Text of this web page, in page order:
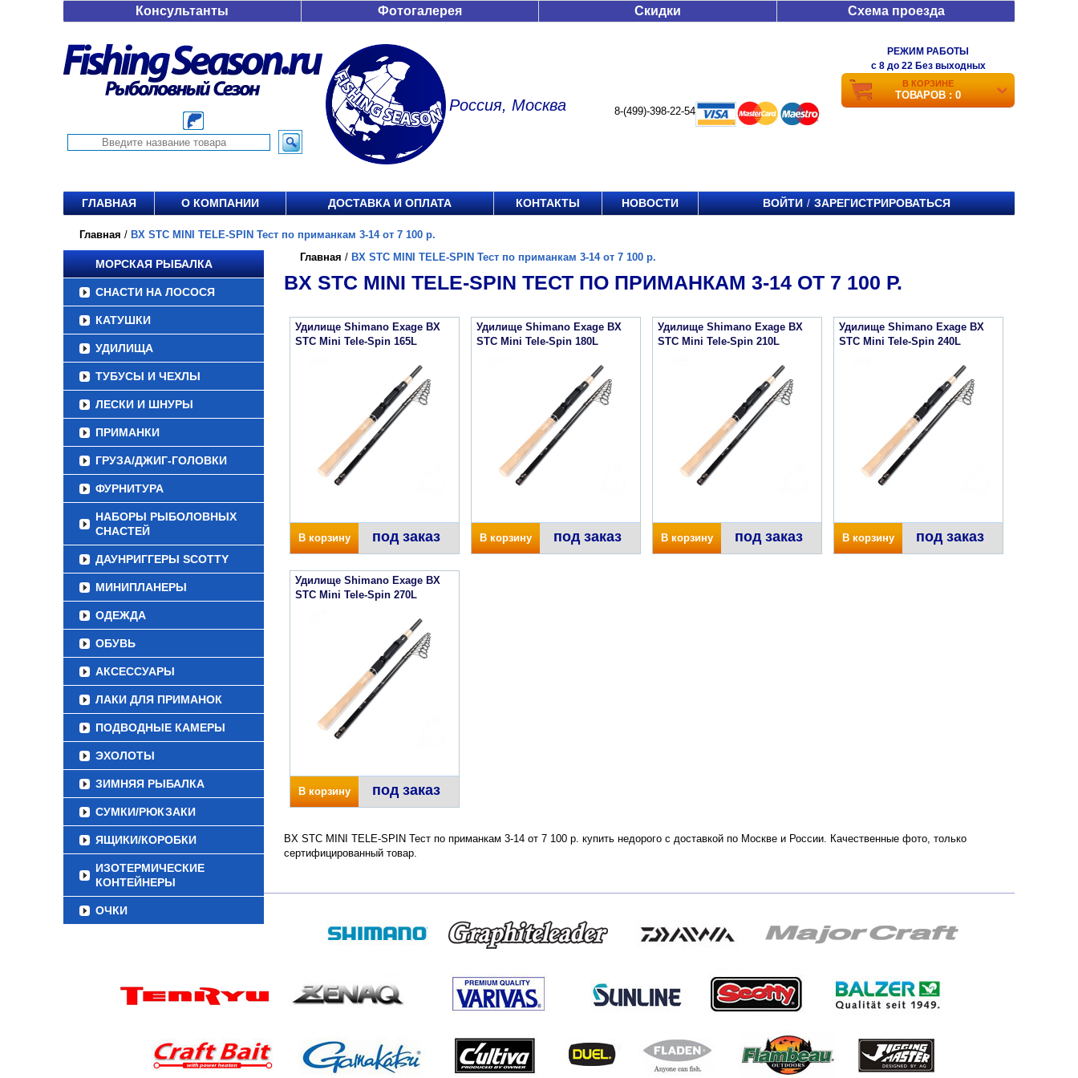
Консультанты Фотогалерея Скидки Схема проезда
Россия, Москва 8-(499)-398-22-54
РЕЖИМ РАБОТЫ
c 8 до 22 Без выходных
В КОРЗИНЕ
ТОВАРОВ : 0
ГЛАВНАЯ О КОМПАНИИ ДОСТАВКА И ОПЛАТА КОНТАКТЫ НОВОСТИ ВОЙТИ / ЗАРЕГИСТРИРОВАТЬСЯ
Главная / BX STC MINI TELE-SPIN Тест по приманкам 3-14 от 7 100 р.
МОРСКАЯ РЫБАЛКА
СНАСТИ НА ЛОСОСЯ
КАТУШКИ
УДИЛИЩА
ТУБУСЫ И ЧЕХЛЫ
ЛЕСКИ И ШНУРЫ
ПРИМАНКИ
ГРУЗА/ДЖИГ-ГОЛОВКИ
ФУРНИТУРА
НАБОРЫ РЫБОЛОВНЫХ
СНАСТЕЙ
ДАУНРИГГЕРЫ SCOTTY
МИНИПЛАНЕРЫ
ОДЕЖДА
ОБУВЬ
АКСЕССУАРЫ
ЛАКИ ДЛЯ ПРИМАНОК
ПОДВОДНЫЕ КАМЕРЫ
ЭХОЛОТЫ
ЗИМНЯЯ РЫБАЛКА
СУМКИ/РЮКЗАКИ
ЯЩИКИ/КОРОБКИ
ИЗОТЕРМИЧЕСКИЕ
КОНТЕЙНЕРЫ
ОЧКИ
Главная / BX STC MINI TELE-SPIN Тест по приманкам 3-14 от 7 100 р.
BX STC MINI TELE-SPIN ТЕСТ ПО ПРИМАНКАМ 3-14 ОТ 7 100 Р.
Удилище Shimano Exage BX
STC Mini Tele-Spin 165L
В корзину под заказ
Удилище Shimano Exage BX
STC Mini Tele-Spin 180L
В корзину под заказ
Удилище Shimano Exage BX
STC Mini Tele-Spin 210L
В корзину под заказ
Удилище Shimano Exage BX
STC Mini Tele-Spin 240L
В корзину под заказ
Удилище Shimano Exage BX
STC Mini Tele-Spin 270L
В корзину под заказ
BX STC MINI TELE-SPIN Тест по приманкам 3-14 от 7 100 р. купить недорого с доставкой по Москве и России. Качественные фото, только
сертифицированный товар.